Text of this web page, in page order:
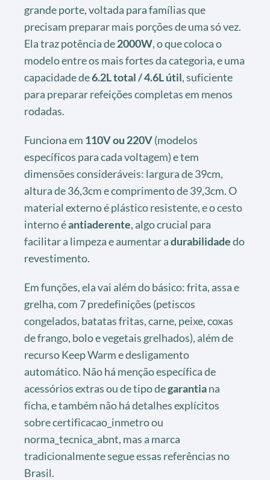
grande porte, voltada para famílias que
precisam preparar mais porções de uma só vez.
Ela traz potência de2000W, o que coloca o
modelo entre os mais fortes da categoria, e uma
capacidade de6.2L total / 4.6L útil, suficiente
para preparar refeições completas em menos
rodadas.
Funciona em 110V ou 220V(modelos
específicos para cada voltagem) e tem
dimensões consideráveis: largura de 39cm,
altura de 36,3cm e comprimento de 39,3cm. O
material externo é plástico resistente, e o cesto
interno éantiaderente, algo crucial para
facilitar a limpeza e aumentar adurabilidadedo
revestimento.
Em funções, ela vai além do básico: frita, assa e
grelha, com 7 predefinições (petiscos
congelados, batatas fritas, carne, peixe, coxas
de frango, bolo e vegetais grelhados), além de
recurso Keep Warm e desligamento
automático. Não há menção específica de
acessórios extras ou de tipo degarantiana
ficha, e também não há detalhes explícitos
sobre certificacao_inmetro ou
norma_tecnica_abnt, mas a marca
tradicionalmente segue essas referências no
Brasil.